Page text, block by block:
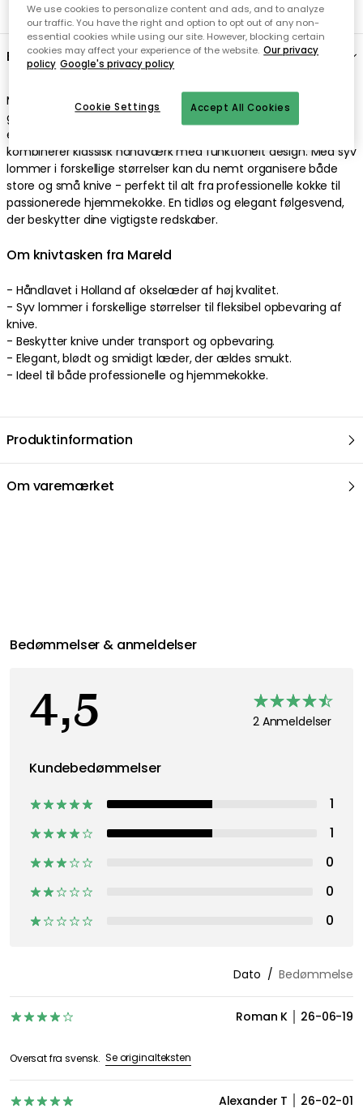
Mareld Knivslibere, Strygestål & Slibesten
FÅ INSPIRATION &
indbakke. Lige nu tilbyder vi 20 % på Decotique og
Department, når du tilmelder dig vores nyhedsbrev.
Jeg accepterer Royal Designs
privatlivspolitik
We use cookies to personalize content and ads, and to analyze
our traffic. You have the right and option to opt out of any non-
essential cookies while using our site. However, blocking certain
cookies may affect your experience of the website. Our privacy
policy Google's privacy policy
Accept All Cookies
Cookie Settings